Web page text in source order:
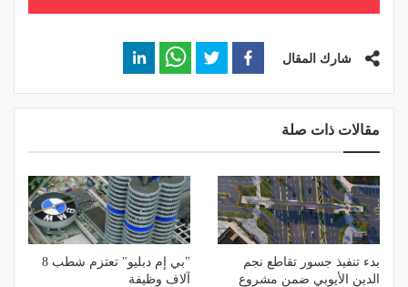
شارك المقال
مقالات ذات صلة
بدء تنفيذ جسور تقاطع نجم
الدين الأيوبي ضمن مشروع
"بي إم دبليو" تعتزم شطب 8
آلاف وظيفة